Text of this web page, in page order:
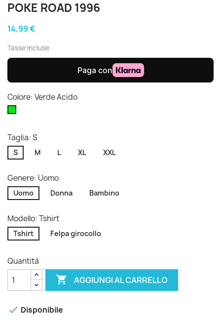
POKE ROAD 1996
14,99 €
Tasse incluse
Colore: Verde Acido
Taglia: S
S M L XL XXL
Genere: Uomo
Uomo Donna Bambino
Modello: Tshirt
Tshirt Felpa girocollo
Quantità
 AGGIUNGI AL CARRELLO
 Disponibile